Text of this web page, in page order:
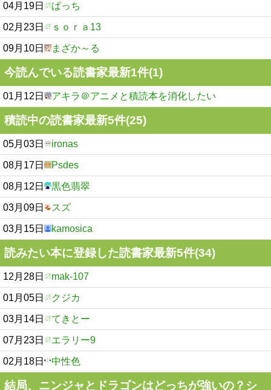
04月19日 ぱっち
02月23日 ｓｏｒａ13
09月10日 まざか～る
今読んでいる読書家最新1件(1)
01月12日 アキラ＠アニメと積読本を消化したい
積読中の読書家最新5件(25)
05月03日 ironas
08月17日 Psdes
08月12日 黒色翡翠
03月09日 スズ
03月15日 kamosica
読みたい本に登録した読書家最新5件(34)
12月28日 mak-107
01月05日 クジカ
03月14日 てきとー
07月23日 エラリー9
02月18日 中性色
結局、ニンジャとドラゴンはどっちが強いの？シ